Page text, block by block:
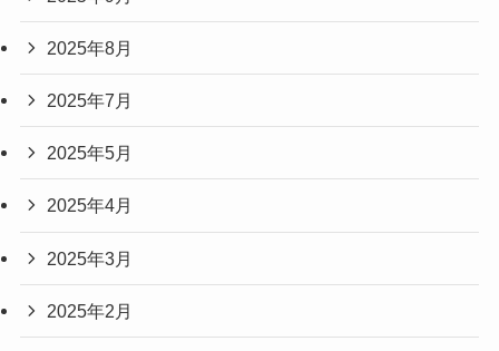
2025年8月
2025年7月
2025年5月
2025年4月
2025年3月
2025年2月